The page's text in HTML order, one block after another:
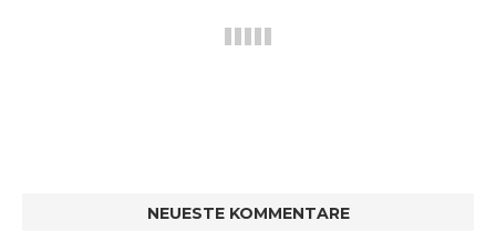
NEUESTE KOMMENTARE